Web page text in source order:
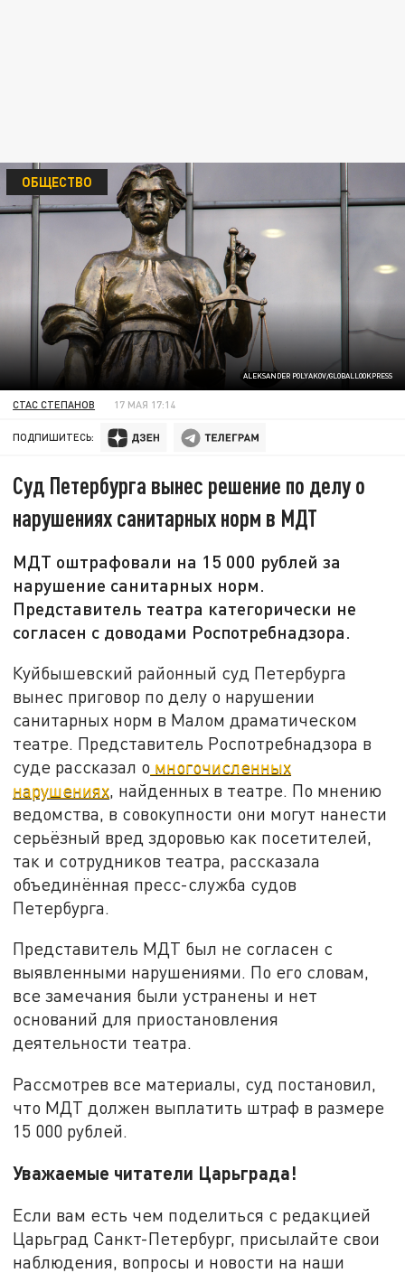
ALEKSANDER POLYAKOV/GLOBALLOOKPRESS
ОБЩЕСТВО
СТАС СТЕПАНОВ 17 МАЯ 17:14
ПОДПИШИТЕСЬ:
Суд Петербурга вынес решение по делу о
нарушениях санитарных норм в МДТ
МДТ оштрафовали на 15 000 рублей за
нарушение санитарных норм.
Представитель театра категорически не
согласен с доводами Роспотребнадзора.
Куйбышевский районный суд Петербурга
вынес приговор по делу о нарушении
санитарных норм в Малом драматическом
театре. Представитель Роспотребнадзора в
суде рассказал о многочисленных
нарушениях, найденных в театре. По мнению
ведомства, в совокупности они могут нанести
серьёзный вред здоровью как посетителей,
так и сотрудников театра, рассказала
объединённая пресс-служба судов
Петербурга.
Представитель МДТ был не согласен с
выявленными нарушениями. По его словам,
все замечания были устранены и нет
оснований для приостановления
деятельности театра.
Рассмотрев все материалы, суд постановил,
что МДТ должен выплатить штраф в размере
15 000 рублей.
Уважаемые читатели Царьграда!
Если вам есть чем поделиться с редакцией
Царьград Санкт-Петербург, присылайте свои
наблюдения, вопросы и новости на наши